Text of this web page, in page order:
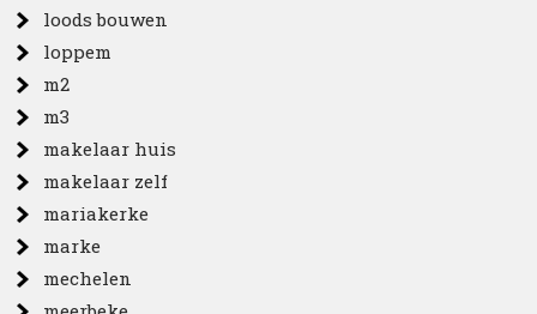
loods bouwen
loppem
m2
m3
makelaar huis
makelaar zelf
mariakerke
marke
mechelen